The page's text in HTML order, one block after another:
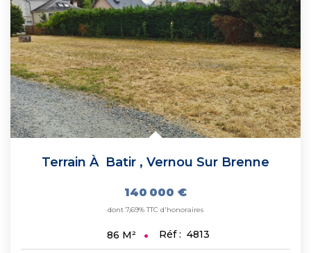
Terrain À Batir , Vernou Sur Brenne
140 000 €
dont 7,69% TTC d'honoraires
86 M² Réf : 4813